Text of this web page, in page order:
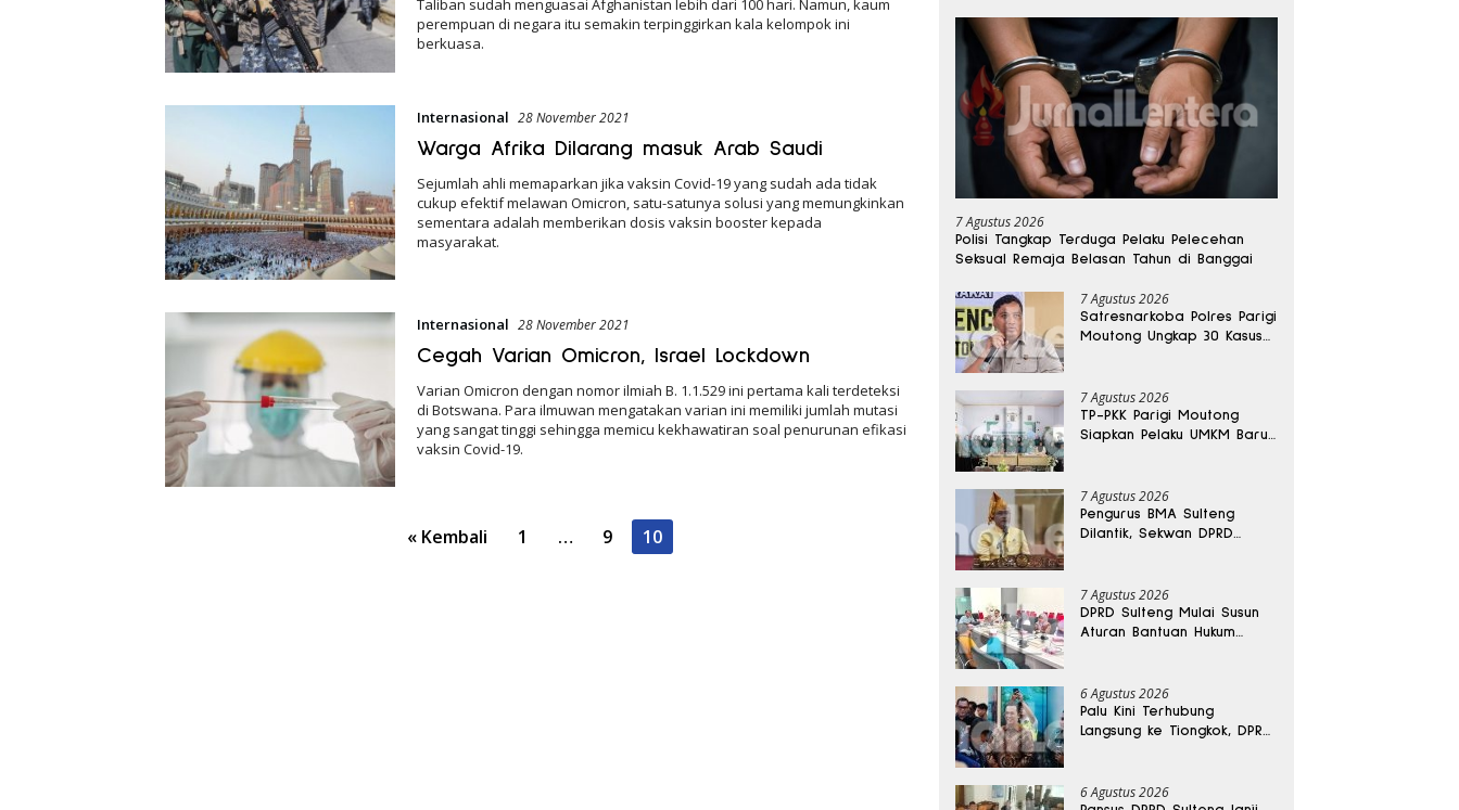
Taliban sudah menguasai Afghanistan lebih dari 100 hari. Namun, kaum
perempuan di negara itu semakin terpinggirkan kala kelompok ini
berkuasa.
Internasional 28 November 2021
Warga Afrika Dilarang masuk Arab Saudi
Sejumlah ahli memaparkan jika vaksin Covid-19 yang sudah ada tidak
cukup efektif melawan Omicron, satu-satunya solusi yang memungkinkan
sementara adalah memberikan dosis vaksin booster kepada
masyarakat.
Internasional 28 November 2021
Cegah Varian Omicron, Israel Lockdown
Varian Omicron dengan nomor ilmiah B. 1.1.529 ini pertama kali terdeteksi
di Botswana. Para ilmuwan mengatakan varian ini memiliki jumlah mutasi
yang sangat tinggi sehingga memicu kekhawatiran soal penurunan efikasi
vaksin Covid-19.
« Kembali 1 … 9 10
7 Agustus 2026
Polisi Tangkap Terduga Pelaku Pelecehan
Seksual Remaja Belasan Tahun di Banggai
7 Agustus 2026
Satresnarkoba Polres Parigi
Moutong Ungkap 30 Kasus
7 Agustus 2026
TP-PKK Parigi Moutong
Siapkan Pelaku UMKM Baru
7 Agustus 2026
Pengurus BMA Sulteng
Dilantik, Sekwan DPRD
7 Agustus 2026
DPRD Sulteng Mulai Susun
Aturan Bantuan Hukum
6 Agustus 2026
Palu Kini Terhubung
Langsung ke Tiongkok, DPRD
6 Agustus 2026